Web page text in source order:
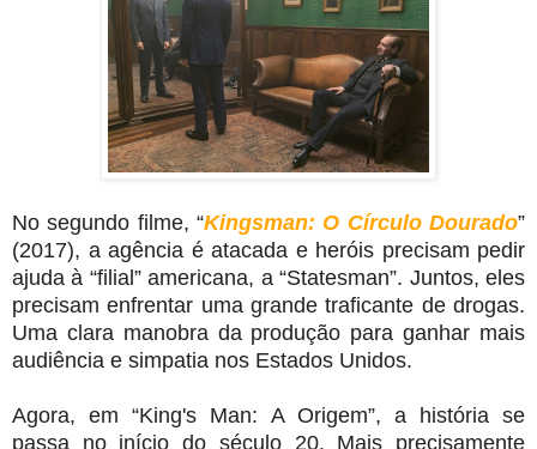
No segundo filme, “Kingsman: O Círculo Dourado”
(2017), a agência é atacada e heróis precisam pedir
ajuda à “filial” americana, a “Statesman”. Juntos, eles
precisam enfrentar uma grande traficante de drogas.
Uma clara manobra da produção para ganhar mais
audiência e simpatia nos Estados Unidos.
Agora, em “King's Man: A Origem”, a história se
passa no início do século 20. Mais precisamente